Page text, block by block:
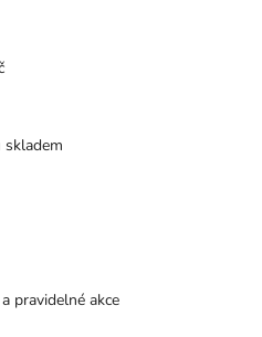
pravidelné akce